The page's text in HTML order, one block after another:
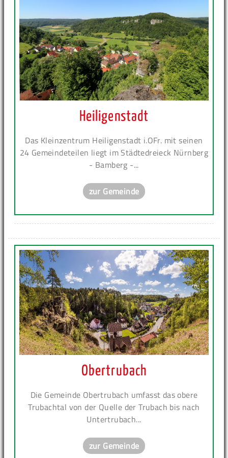
Heiligenstadt
Das Kleinzentrum Heiligenstadt i.OFr. mit seinen
24 Gemeindeteilen liegt im Städtedreieck Nürnberg
- Bamberg -...
zur Gemeinde
Obertrubach
Die Gemeinde Obertrubach umfasst das obere
Trubachtal von der Quelle der Trubach bis nach
Untertrubach...
zur Gemeinde